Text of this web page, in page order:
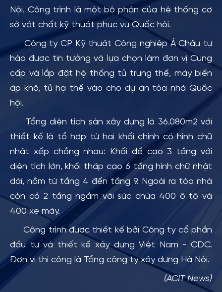
Nội. Công trình là một bộ phận của hệ thống cơ
sở vật chất kỹ thuật phục vụ Quốc hội.
Công ty CP Kỹ thuật Công nghiệp Á Châu tự
hào được tin tưởng và lựa chọn làm đơn vị Cung
cấp và lắp đặt hệ thống tủ trung thế, máy biến
áp khô, tủ hạ thế vào cho dự án tòa nhà Quốc
hội.
Tổng diện tích sàn xây dựng là 36.080m2 với
thiết kế là tổ hợp từ hai khối chính có hình chữ
nhật xếp chồng nhau: Khối đế cao 3 tầng với
diện tích lớn, khối tháp cao 6 tầng hình chữ nhật
dài, nằm từ tầng 4 đến tầng 9. Ngoài ra tòa nhà
còn có 2 tầng ngầm với sức chứa 400 ô tô và
400 xe máy.
Công trình được thiết kế bởi Công ty cổ phần
đầu tư và thiết kế xây dựng Việt Nam - CDC.
Đơn vị thi công là Tổng công ty xây dựng Hà Nội.
(ACIT News)